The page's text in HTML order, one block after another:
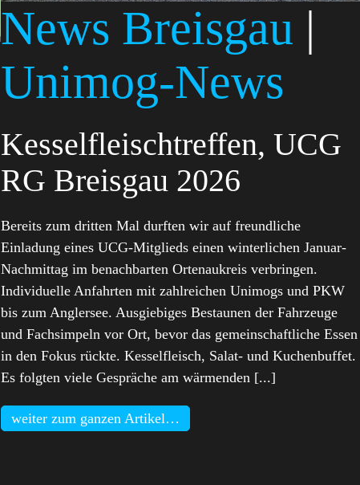
News Breisgau |
Unimog-News
Kesselfleischtreffen, UCG
RG Breisgau 2026
Bereits zum dritten Mal durften wir auf freundliche
Einladung eines UCG-Mitglieds einen winterlichen Januar-
Nachmittag im benachbarten Ortenaukreis verbringen.
Individuelle Anfahrten mit zahlreichen Unimogs und PKW
bis zum Anglersee. Ausgiebiges Bestaunen der Fahrzeuge
und Fachsimpeln vor Ort, bevor das gemeinschaftliche Essen
in den Fokus rückte. Kesselfleisch, Salat- und Kuchenbuffet.
Es folgten viele Gespräche am wärmenden [...]
weiter zum ganzen Artikel…